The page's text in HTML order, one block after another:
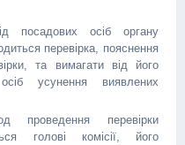
посадових осіб органу
перевірка, пояснення
та вимагати від його
усунення виявлених
перевірки
голові комісії, його